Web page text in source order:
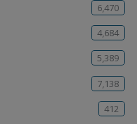
6,470
4,684
5,389
7,138
412